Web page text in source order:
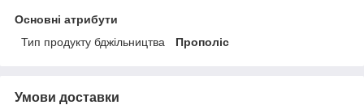
Основні атрибути
Тип продукту бджільництва
Прополіс
Умови доставки